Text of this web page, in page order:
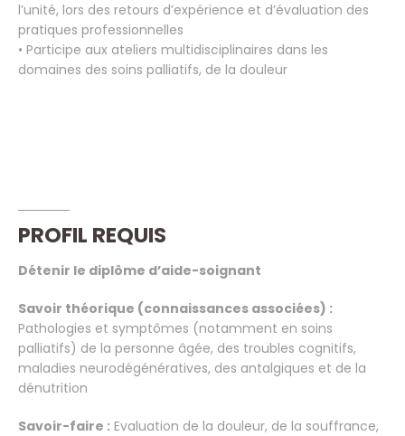
l’unité, lors des retours d’expérience et d’évaluation des
pratiques professionnelles
• Participe aux ateliers multidisciplinaires dans les
domaines des soins palliatifs, de la douleur
PROFIL REQUIS
Détenir le diplôme d’aide-soignant
Savoir théorique (connaissances associées) :
Pathologies et symptômes (notamment en soins
palliatifs) de la personne âgée, des troubles cognitifs,
maladies neurodégénératives, des antalgiques et de la
dénutrition
Savoir-faire : Evaluation de la douleur, de la souffrance,